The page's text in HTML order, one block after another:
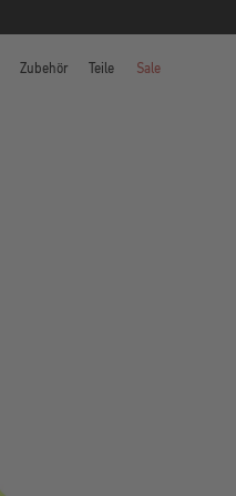
Zubehör Teile Sale